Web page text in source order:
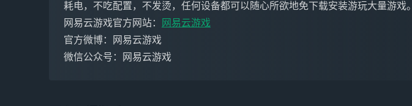
耗电，不吃配置，不发烫，任何设备都可以随心所欲地免下载安装游玩大量游戏。
网易云游戏官方网站：
网易云游戏
官方微博：网易云游戏
微信公众号：网易云游戏